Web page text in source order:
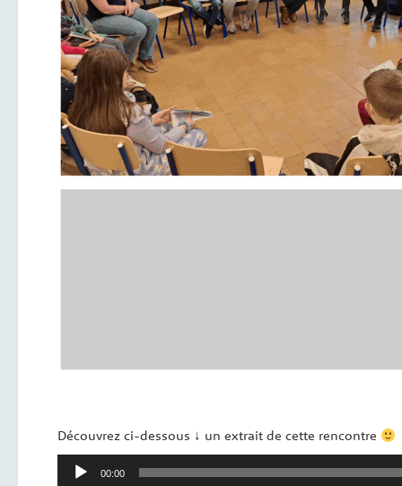
Découvrez ci-dessous ↓ un extrait de cette rencontre
Lecteur
audio
00:00